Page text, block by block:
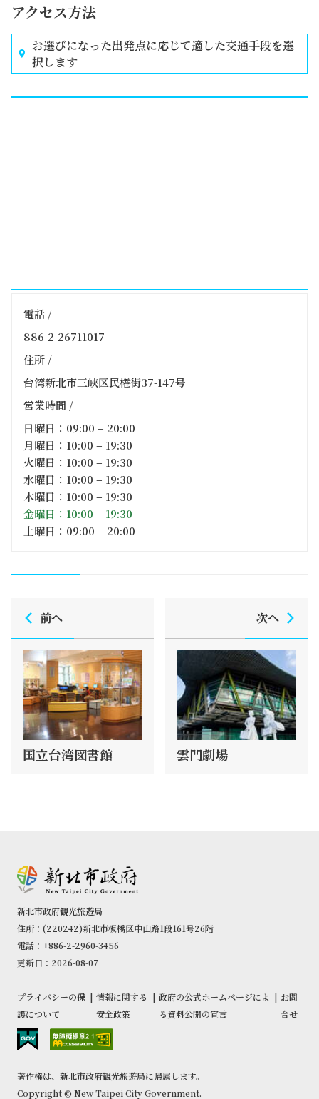
アクセス方法
お選びになった出発点に応じて適した交通手段を選
択します
電話 /
886-2-26711017
住所 /
台湾新北市三峽区民権街37-147号
営業時間 /
日曜日：09:00 – 20:00
月曜日：10:00 – 19:30
火曜日：10:00 – 19:30
水曜日：10:00 – 19:30
木曜日：10:00 – 19:30
金曜日：10:00 – 19:30
土曜日：09:00 – 20:00
前へ
国立台湾図書館
次へ
雲門劇場
新北市政府観光旅遊局
住所：(220242)新北市板橋区中山路1段161号26階
電話：+886-2-2960-3456
更新日：2026-08-07
プライバシーの保
護について
| 情報に関する
安全政策
| 政府の公式ホームページによ
る資料公開の宣言
| お問
合せ
著作権は、新北市政府観光旅遊局に帰属します。
Copyright © New Taipei City Government.